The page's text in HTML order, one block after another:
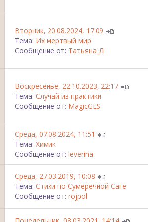
Вторник, 20.08.2024, 17:09
Тема: Их мертвый мир
Сообщение от: Татьяна_Л
Воскресенье, 22.10.2023, 22:17
Тема: Случай из практики
Сообщение от: MagicGES
Среда, 07.08.2024, 11:51
Тема: Химик
Сообщение от: leverina
Среда, 27.03.2019, 10:08
Тема: Стихи по Сумеречной Саге
Сообщение от: rojpol